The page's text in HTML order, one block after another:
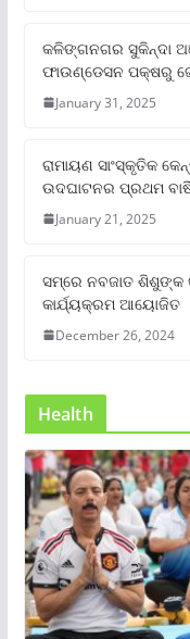
କଳିଙ୍ଗନଗର ସୁକିନ୍ଦା
ଫାଉଣ୍ଡେସନ ପକ୍ଷରୁ
January 31, 2025
ରାମାୟଣ ସାଂସ୍କୃତିକ
ଉଦଘାଟନର ପ୍ରଥମ
January 21, 2025
ସମ୍‌ରେ ନବଜାତ ଶିଶୁଙ୍କ
କାର୍ଯ୍ୟକ୍ରମ ଆୟୋଜିତ
December 26, 2024
Health